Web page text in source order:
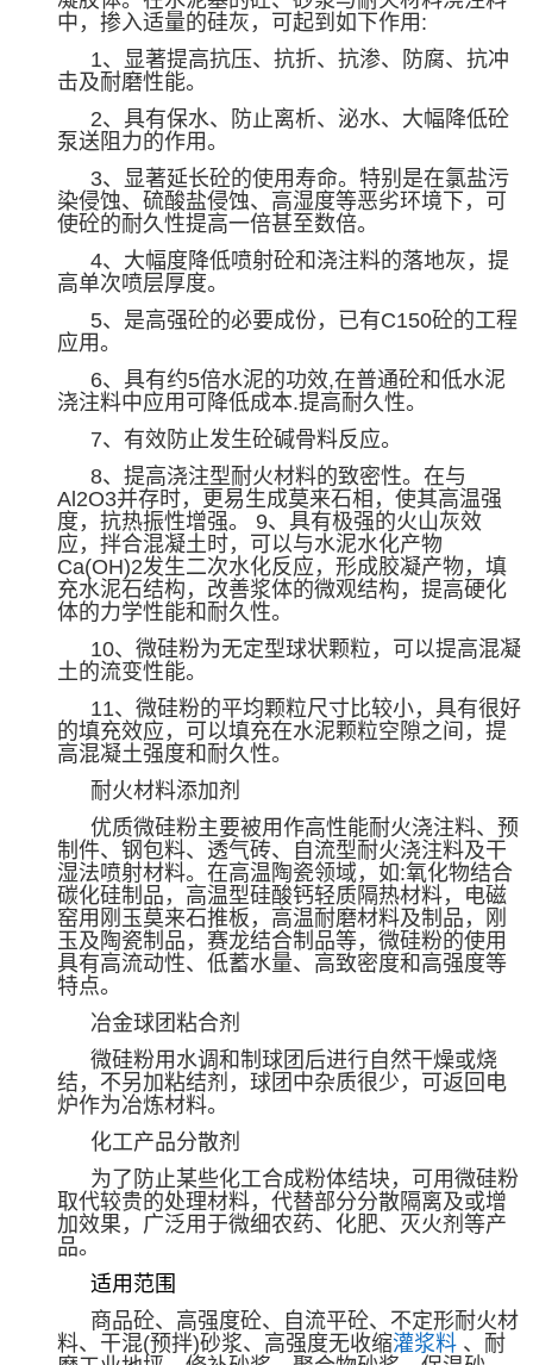
中，掺入适量的硅灰，可起到如下作用 :
1、显著提高抗压、抗折、抗渗、防腐、抗冲
击及耐磨性能。
2、具有保水、防止离析、泌水、大幅降低砼
泵送阻力的作用。
3、显著延长砼的使用寿命。特别是在氯盐污
染侵蚀、硫酸盐侵蚀、高湿度等恶劣环境下，可
使砼的耐久性提高一倍甚至数倍。
4、大幅度降低喷射砼和浇注料的落地灰，提
高单次喷层厚度。
5、是高强砼的必要成份，已有C150砼的工程
应用。
6、具有约5倍水泥的功效,在普通砼和低水泥
浇注料中应用可降低成本.提高耐久性。
7、有效防止发生砼碱骨料反应。
8、提高浇注型耐火材料的致密性。在与
Al2O3并存时，更易生成莫来石相，使其高温强
度，抗热振性增强。 9、具有极强的火山灰效
应，拌合混凝土时，可以与水泥水化产物
Ca(OH)2发生二次水化反应，形成胶凝产物，填
充水泥石结构，改善浆体的微观结构，提高硬化
体的力学性能和耐久性。
10、微硅粉为无定型球状颗粒，可以提高混凝
土的流变性能。
11、微硅粉的平均颗粒尺寸比较小，具有很好
的填充效应，可以填充在水泥颗粒空隙之间，提
高混凝土强度和耐久性。
耐火材料添加剂
优质微硅粉主要被用作高性能耐火浇注料、预
制件、钢包料、透气砖、自流型耐火浇注料及干
湿法喷射材料。在高温陶瓷领域，如:氧化物结合
碳化硅制品，高温型硅酸钙轻质隔热材料，电磁
窑用刚玉莫来石推板，高温耐磨材料及制品，刚
玉及陶瓷制品，赛龙结合制品等，微硅粉的使用
具有高流动性、低蓄水量、高致密度和高强度等
特点。
冶金球团粘合剂
微硅粉用水调和制球团后进行自然干燥或烧
结，不另加粘结剂，球团中杂质很少，可返回电
炉作为冶炼材料。
化工产品分散剂
为了防止某些化工合成粉体结块，可用微硅粉
取代较贵的处理材料，代替部分分散隔离及或增
加效果，广泛用于微细农药、化肥、灭火剂等产
品。
适用范围
商品砼、高强度砼、自流平砼、不定形耐火材
料、干混(预拌)砂浆、高强度无收缩灌浆料 、耐